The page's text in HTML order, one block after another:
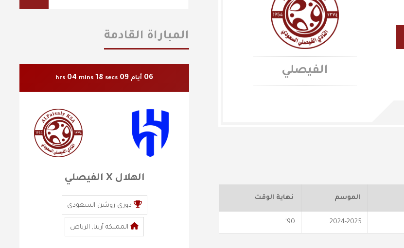
الفيصلي
الموسم نهاية الوقت
2024-2025
90'
المباراة القادمة
06 أيام 09
hrs 04 mins 16 secs
الهلال X الفيصلي
دوري روشن السعودي
المملكة أرينا, الرياض